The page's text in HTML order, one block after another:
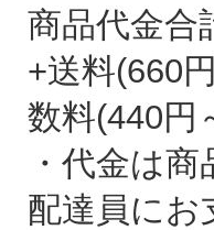
商品代金合
+送料(660
数料(440円
・代金は
配達員にお